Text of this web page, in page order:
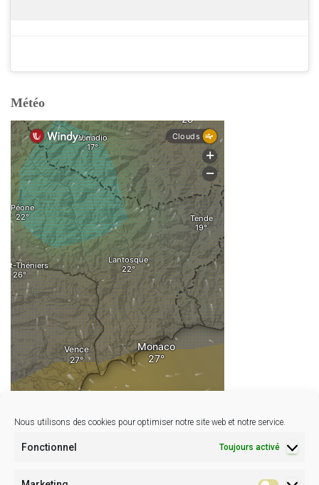
Nous utilisons des cookies pour optimiser notre site web et notre service.
Fonctionnel Toujours activé
Météo